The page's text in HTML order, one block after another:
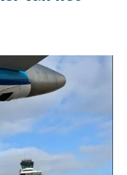
aan Kamercommissie